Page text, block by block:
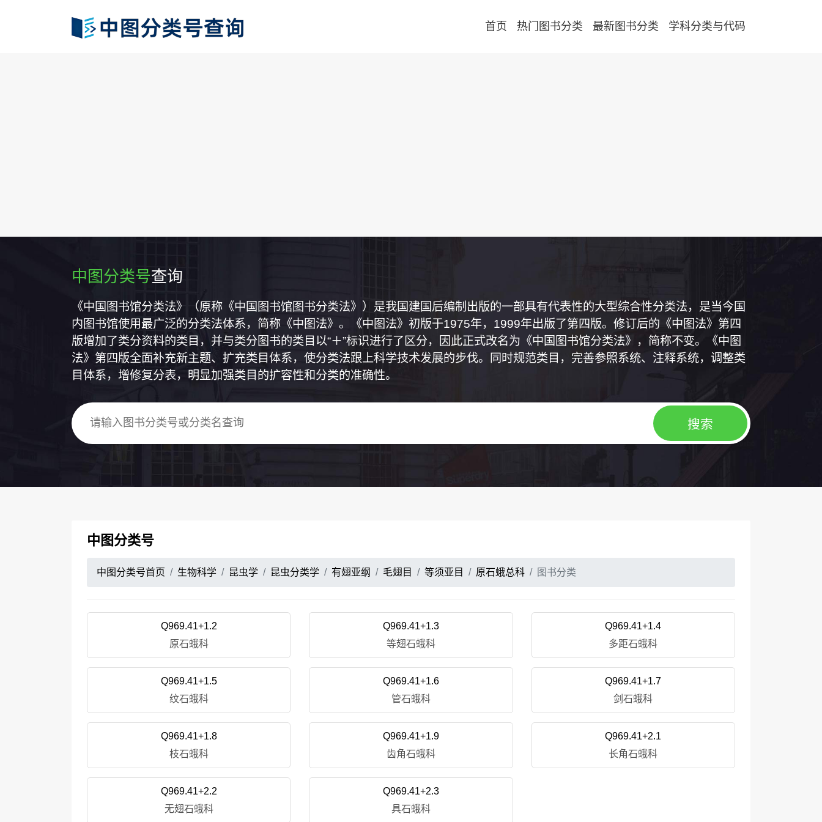
首页 热门图书分类 最新图书分类 学科分类与代码
中图分类号查询
《中国图书馆分类法》（原称《中国图书馆图书分类法》）是我国建国后编制出版的一部具有代表性的大型综合性分类法，是当今国
内图书馆使用最广泛的分类法体系，简称《中图法》。《中图法》初版于1975年，1999年出版了第四版。修订后的《中图法》第四
版增加了类分资料的类目，并与类分图书的类目以“＋”标识进行了区分，因此正式改名为《中国图书馆分类法》，简称不变。《中图
法》第四版全面补充新主题、扩充类目体系，使分类法跟上科学技术发展的步伐。同时规范类目，完善参照系统、注释系统，调整类
目体系，增修复分表，明显加强类目的扩容性和分类的准确性。
中图分类号
中图分类号首页 生物科学 昆虫学 昆虫分类学 有翅亚纲 毛翅目 等须亚目 原石蛾总科 图书分类
Q969.41+1.2
原石蛾科
Q969.41+1.3
等翅石蛾科
Q969.41+1.4
多距石蛾科
Q969.41+1.5
纹石蛾科
Q969.41+1.6
管石蛾科
Q969.41+1.7
剑石蛾科
Q969.41+1.8
枝石蛾科
Q969.41+1.9
齿角石蛾科
Q969.41+2.1
长角石蛾科
Q969.41+2.2
无翅石蛾科
Q969.41+2.3
具石蛾科